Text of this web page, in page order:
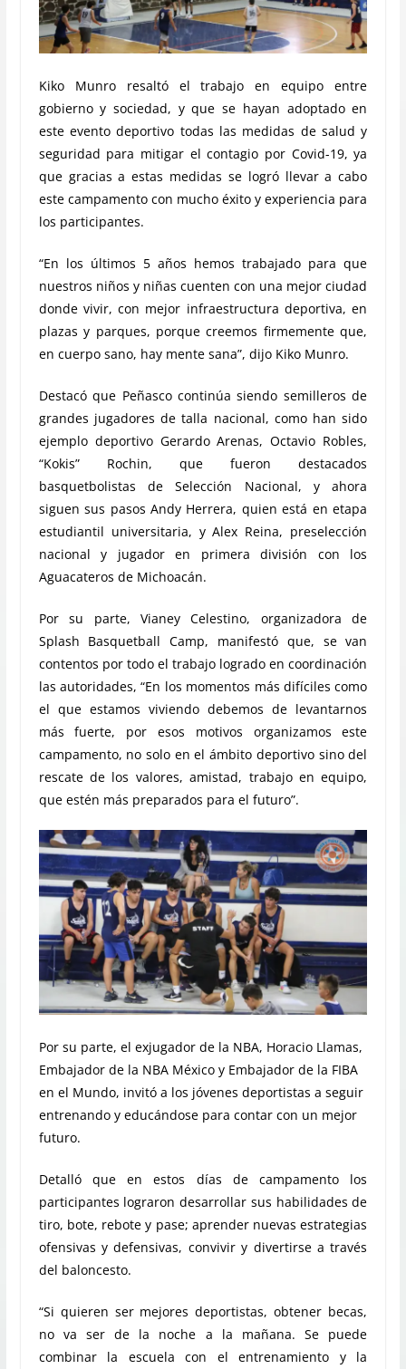
Kiko Munro resaltó el trabajo en equipo entre
gobierno y sociedad, y que se hayan adoptado en
este evento deportivo todas las medidas de salud y
seguridad para mitigar el contagio por Covid-19, ya
que gracias a estas medidas se logró llevar a cabo
este campamento con mucho éxito y experiencia para
los participantes.
“En los últimos 5 años hemos trabajado para que
nuestros niños y niñas cuenten con una mejor ciudad
donde vivir, con mejor infraestructura deportiva, en
plazas y parques, porque creemos firmemente que,
en cuerpo sano, hay mente sana”, dijo Kiko Munro.
Destacó que Peñasco continúa siendo semilleros de
grandes jugadores de talla nacional, como han sido
ejemplo deportivo Gerardo Arenas, Octavio Robles,
“Kokis” Rochin, que fueron destacados
basquetbolistas de Selección Nacional, y ahora
siguen sus pasos Andy Herrera, quien está en etapa
estudiantil universitaria, y Alex Reina, preselección
nacional y jugador en primera división con los
Aguacateros de Michoacán.
Por su parte, Vianey Celestino, organizadora de
Splash Basquetball Camp, manifestó que, se van
contentos por todo el trabajo logrado en coordinación
las autoridades, “En los momentos más difíciles como
el que estamos viviendo debemos de levantarnos
más fuerte, por esos motivos organizamos este
campamento, no solo en el ámbito deportivo sino del
rescate de los valores, amistad, trabajo en equipo,
que estén más preparados para el futuro”.
Por su parte, el exjugador de la NBA, Horacio Llamas,
Embajador de la NBA México y Embajador de la FIBA
en el Mundo, invitó a los jóvenes deportistas a seguir
entrenando y educándose para contar con un mejor
futuro.
Detalló que en estos días de campamento los
participantes lograron desarrollar sus habilidades de
tiro, bote, rebote y pase; aprender nuevas estrategias
ofensivas y defensivas, convivir y divertirse a través
del baloncesto.
“Si quieren ser mejores deportistas, obtener becas,
no va ser de la noche a la mañana. Se puede
combinar la escuela con el entrenamiento y la